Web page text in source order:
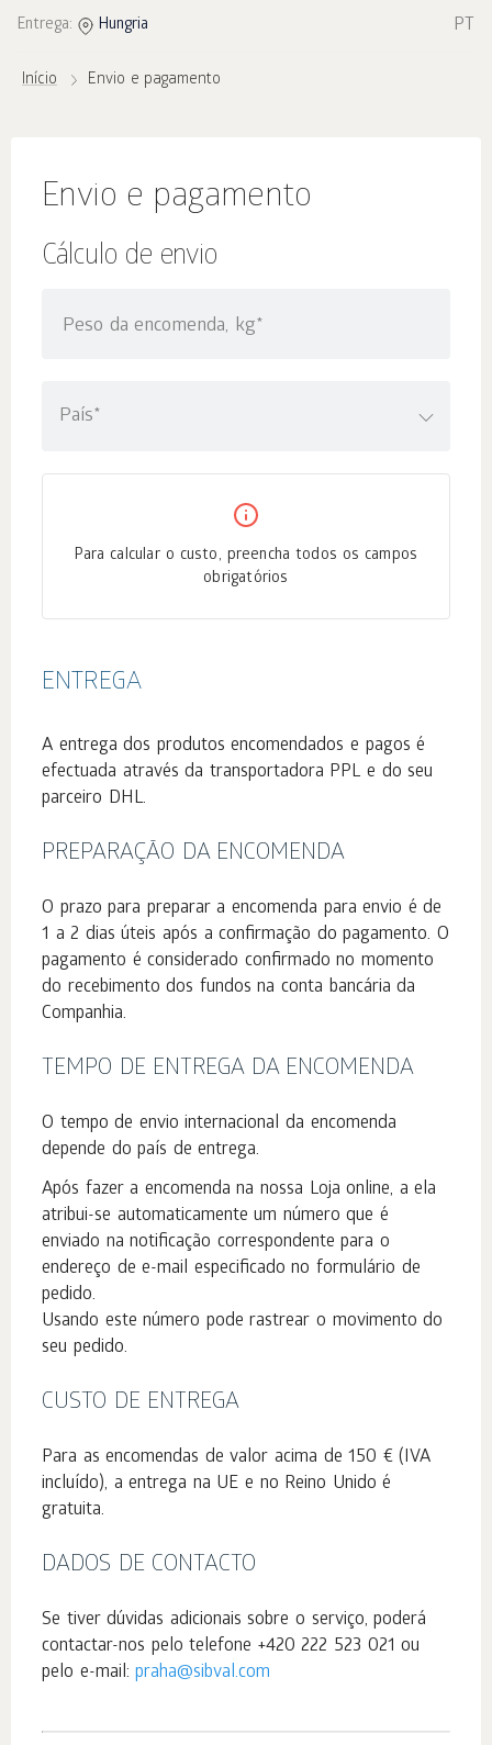
Entrega: Hungria PT
Início Envio e pagamento
Envio e pagamento
Cálculo de envio
Peso da encomenda, kg*
País*
Para calcular o custo, preencha todos os campos
obrigatórios
ENTREGA
A entrega dos produtos encomendados e pagos é
efectuada através da transportadora PPL e do seu
parceiro DHL.
PREPARAÇÃO DA ENCOMENDA
O prazo para preparar a encomenda para envio é de
1 a 2 dias úteis após a confirmação do pagamento. O
pagamento é considerado confirmado no momento
do recebimento dos fundos na conta bancária da
Companhia.
TEMPO DE ENTREGA DA ENCOMENDA
O tempo de envio internacional da encomenda
depende do país de entrega.
Após fazer a encomenda na nossa Loja online, a ela
atribui-se automaticamente um número que é
enviado na notificação correspondente para o
endereço de e-mail especificado no formulário de
pedido.
Usando este número pode rastrear o movimento do
seu pedido.
CUSTO DE ENTREGA
Para as encomendas de valor acima de 150 € (IVA
incluído), a entrega na UE e no Reino Unido é
gratuita.
DADOS DE CONTACTO
Se tiver dúvidas adicionais sobre o serviço, poderá
contactar-nos pelo telefone +420 222 523 021 ou
pelo e-mail:praha@sibval.com